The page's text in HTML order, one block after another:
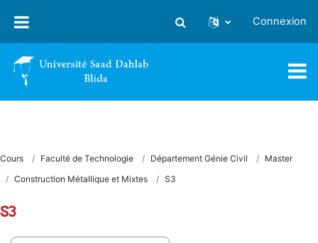
Activer/désactiver la saisie
Connexion
Cours Faculté de Technologie Département Génie Civil
Master
Construction Métallique et Mixtes
S3
S3